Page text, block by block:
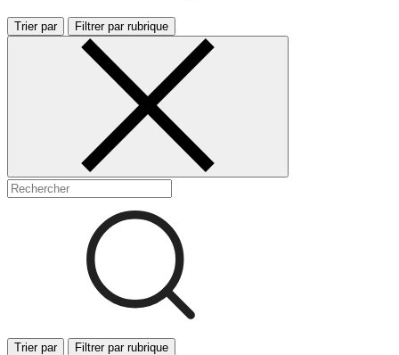
Trier par Filtrer par rubrique
Trier par Filtrer par rubrique